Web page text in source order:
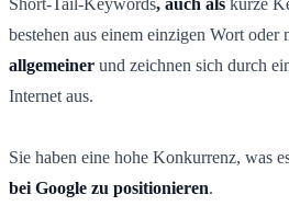
bestehen aus einem einzigen Wort oder
allgemeiner und zeichnen sich durch
Internet aus.
Sie haben eine hohe Konkurrenz, was
bei Google zu positionieren.